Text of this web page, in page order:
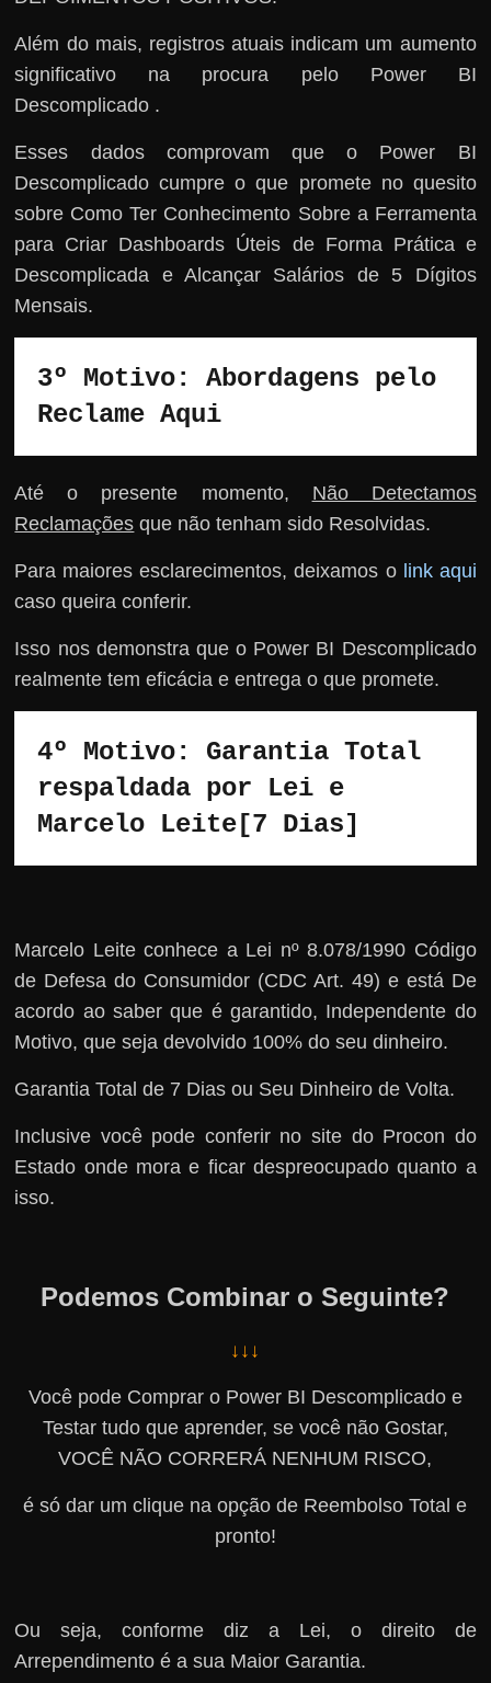
Além do mais, registros atuais indicam um aumento
significativo na procura pelo Power BI
Descomplicado .
Esses dados comprovam que o Power BI
Descomplicado cumpre o que promete no quesito
sobre Como Ter Conhecimento Sobre a Ferramenta
para Criar Dashboards Úteis de Forma Prática e
Descomplicada e Alcançar Salários de 5 Dígitos
Mensais.
3º Motivo: Abordagens pelo
Reclame Aqui
Até o presente momento, Não Detectamos
Reclamações que não tenham sido Resolvidas.
Para maiores esclarecimentos, deixamos o link aqui
caso queira conferir.
Isso nos demonstra que o Power BI Descomplicado
realmente tem eficácia e entrega o que promete.
4º Motivo: Garantia Total
respaldada por Lei e
Marcelo Leite[7 Dias]
Marcelo Leite conhece a Lei nº 8.078/1990 Código
de Defesa do Consumidor (CDC Art. 49) e está De
acordo ao saber que é garantido, Independente do
Motivo, que seja devolvido 100% do seu dinheiro.
Garantia Total de 7 Dias ou Seu Dinheiro de Volta.
Inclusive você pode conferir no site do Procon do
Estado onde mora e ficar despreocupado quanto a
isso.
Podemos Combinar o Seguinte?
↓↓↓
Você pode Comprar o Power BI Descomplicado e
Testar tudo que aprender, se você não Gostar,
VOCÊ NÃO CORRERÁ NENHUM RISCO,
é só dar um clique na opção de Reembolso Total e
pronto!
Ou seja, conforme diz a Lei, o direito de
Arrependimento é a sua Maior Garantia.